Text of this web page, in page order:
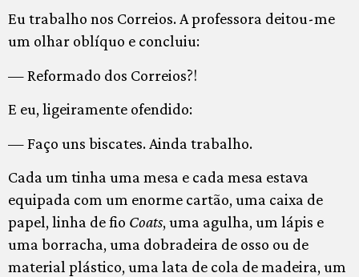
Eu trabalho nos Correios. A professora deitou-me
um olhar oblíquo e concluiu:
— Reformado dos Correios?!
E eu, ligeiramente ofendido:
— Faço uns biscates. Ainda trabalho.
Cada um tinha uma mesa e cada mesa estava
equipada com um enorme cartão, uma caixa de
papel, linha de fio Coats, uma agulha, um lápis e
uma borracha, uma dobradeira de osso ou de
material plástico, uma lata de cola de madeira, um